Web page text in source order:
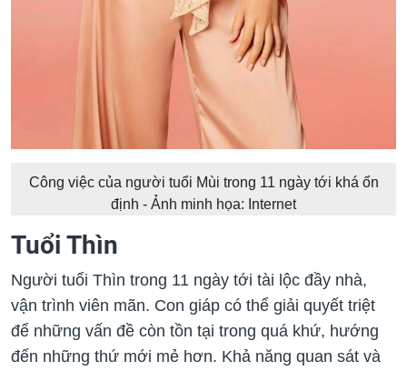
Công việc của người tuổi Mùi trong 11 ngày tới khá ổn
định - Ảnh minh họa: Internet
Tuổi Thìn
Người tuổi Thìn trong 11 ngày tới tài lộc đầy nhà,
vận trình viên mãn. Con giáp có thể giải quyết triệt
để những vấn đề còn tồn tại trong quá khứ, hướng
đến những thứ mới mẻ hơn. Khả năng quan sát và